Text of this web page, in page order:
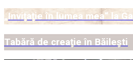
„Invițație în lumea mea“ la
Tabără de creație în Băilești